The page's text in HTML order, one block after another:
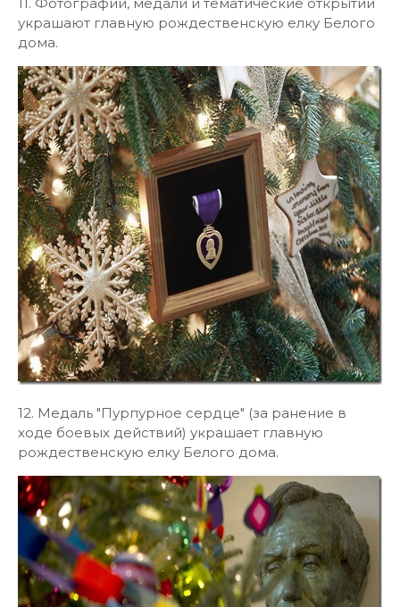
украшают главную рождественскую елку Белого
дома.
12. Медаль "Пурпурное сердце" (за ранение в
ходе боевых действий) украшает главную
рождественскую елку Белого дома.